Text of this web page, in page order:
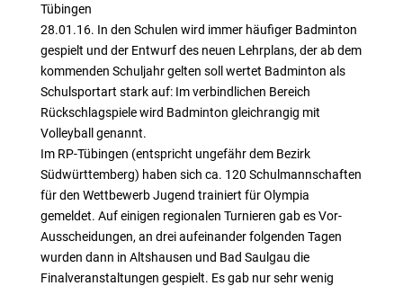
Tübingen
28.01.16. In den Schulen wird immer häufiger Badminton
gespielt und der Entwurf des neuen Lehrplans, der ab dem
kommenden Schuljahr gelten soll wertet Badminton als
Schulsportart stark auf: Im verbindlichen Bereich
Rückschlagspiele wird Badminton gleichrangig mit
Volleyball genannt.
Im RP-Tübingen (entspricht ungefähr dem Bezirk
Südwürttemberg) haben sich ca. 120 Schulmannschaften
für den Wettbewerb Jugend trainiert für Olympia
gemeldet. Auf einigen regionalen Turnieren gab es Vor-
Ausscheidungen, an drei aufeinander folgenden Tagen
wurden dann in Altshausen und Bad Saulgau die
Finalveranstaltungen gespielt. Es gab nur sehr wenig